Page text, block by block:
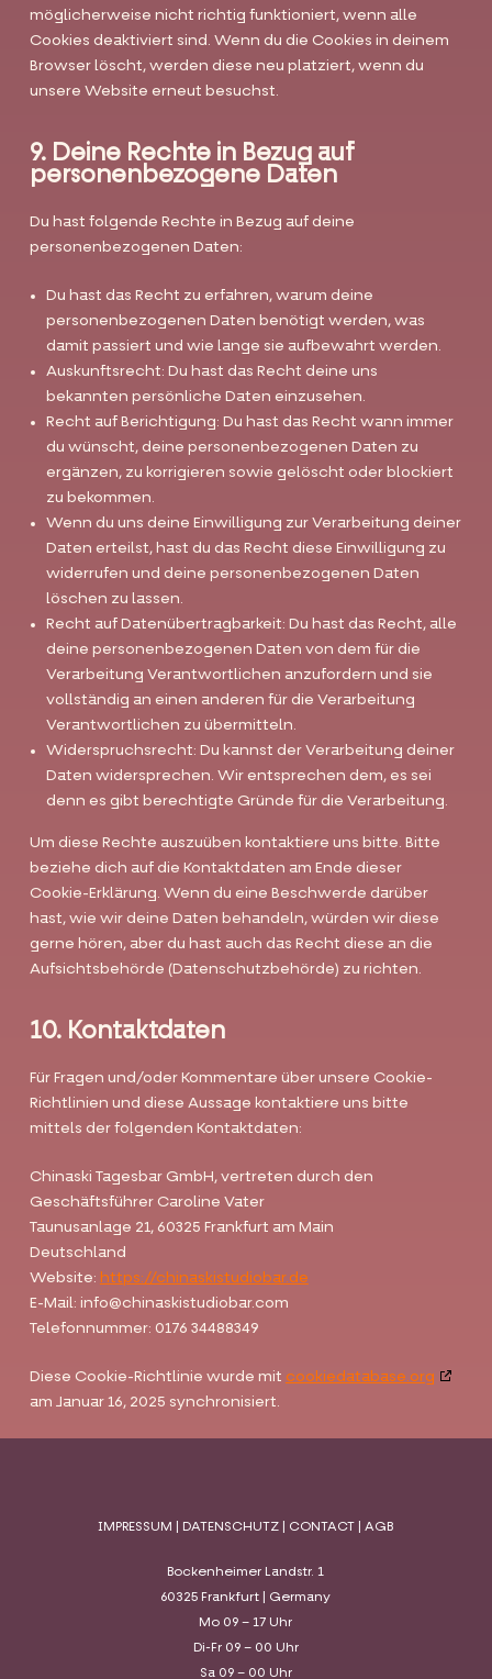
möglicherweise nicht richtig funktioniert, wenn alle
Cookies deaktiviert sind. Wenn du die Cookies in deinem
Browser löscht, werden diese neu platziert, wenn du
unsere Website erneut besuchst.
9. Deine Rechte in Bezug auf
personenbezogene Daten
Du hast folgende Rechte in Bezug auf deine
personenbezogenen Daten:
Du hast das Recht zu erfahren, warum deine
personenbezogenen Daten benötigt werden, was
damit passiert und wie lange sie aufbewahrt werden.
Auskunftsrecht: Du hast das Recht deine uns
bekannten persönliche Daten einzusehen.
Recht auf Berichtigung: Du hast das Recht wann immer
du wünscht, deine personenbezogenen Daten zu
ergänzen, zu korrigieren sowie gelöscht oder blockiert
zu bekommen.
Wenn du uns deine Einwilligung zur Verarbeitung deiner
Daten erteilst, hast du das Recht diese Einwilligung zu
widerrufen und deine personenbezogenen Daten
löschen zu lassen.
Recht auf Datenübertragbarkeit: Du hast das Recht, alle
deine personenbezogenen Daten von dem für die
Verarbeitung Verantwortlichen anzufordern und sie
vollständig an einen anderen für die Verarbeitung
Verantwortlichen zu übermitteln.
Widerspruchsrecht: Du kannst der Verarbeitung deiner
Daten widersprechen. Wir entsprechen dem, es sei
denn es gibt berechtigte Gründe für die Verarbeitung.
Um diese Rechte auszuüben kontaktiere uns bitte. Bitte
beziehe dich auf die Kontaktdaten am Ende dieser
Cookie-Erklärung. Wenn du eine Beschwerde darüber
hast, wie wir deine Daten behandeln, würden wir diese
gerne hören, aber du hast auch das Recht diese an die
Aufsichtsbehörde (Datenschutzbehörde) zu richten.
10. Kontaktdaten
Für Fragen und/oder Kommentare über unsere Cookie-
Richtlinien und diese Aussage kontaktiere uns bitte
mittels der folgenden Kontaktdaten:
Chinaski Tagesbar GmbH, vertreten durch den
Geschäftsführer Caroline Vater
Taunusanlage 21, 60325 Frankfurt am Main
Deutschland
Website: https://chinaskistudiobar.de
E-Mail: info@chinaskistudiobar.com
Telefonnummer: 0176 34488349
Diese Cookie-Richtlinie wurde mit cookiedatabase.org
am Januar 16, 2025 synchronisiert.
IMPRESSUM DATENSCHUTZ CONTACT |AGB
Bockenheimer Landstr. 1
60325 Frankfurt | Germany
Mo 09 – 17 Uhr
Di-Fr 09 – 00 Uhr
Sa 09 – 00 Uhr